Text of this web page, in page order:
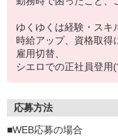
ゆくゆくは経験・スキ
時給アップ、資格取得
雇用切替、
シエロでの正社員登用
応募方法
■WEB応募の場合